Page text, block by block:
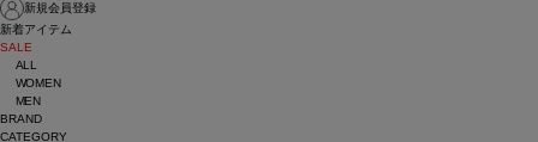
新規会員登録
新着アイテム
SALE
ALL
WOMEN
MEN
BRAND
CATEGORY